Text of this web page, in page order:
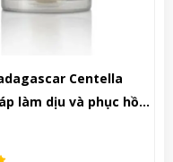
500ml – Liệu pháp
thơm quý phái từ Ý